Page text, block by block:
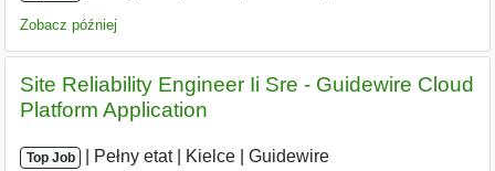
Zobacz później
Site Reliability Engineer Ii Sre - Guidewire Cloud
Platform Application
Top Job Pełny etat| Kielce Guidewire